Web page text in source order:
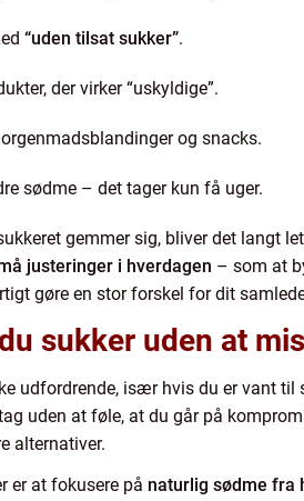
“uden tilsat sukker”.
der virker “uskyldige”.
og snacks.
sødme – det tager kun få uger.
gemmer sig, bliver det langt
justeringer i hverdagen – som at
gøre en stor forskel for dit
sukker uden at
udfordrende, især hvis du er vant
uden at føle, at du går på
alternativer.
er at fokusere på naturlig sødme fra